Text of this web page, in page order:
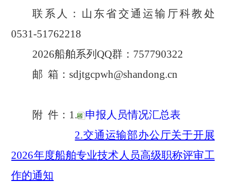
联系人
： 山东省交通运输厅科教处
0531-51762218
2026船舶系列 QQ群 ： 757790322
邮 箱 ：sdjtgcpwh@shandong.cn
附 件： 1.
申报人员情况汇总表
2.交通运输部办公厅关于开展
2026年度船舶专业技术人员高级职称评审工
作的通知